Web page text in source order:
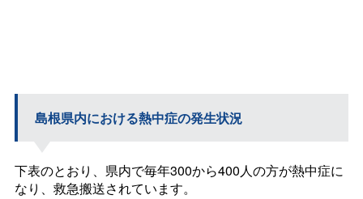
島根県内における熱中症の発生状況
下表のとおり、県内で毎年300から400人の方が熱中症に
なり、救急搬送されています。